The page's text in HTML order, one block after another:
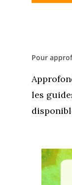
Pour
les